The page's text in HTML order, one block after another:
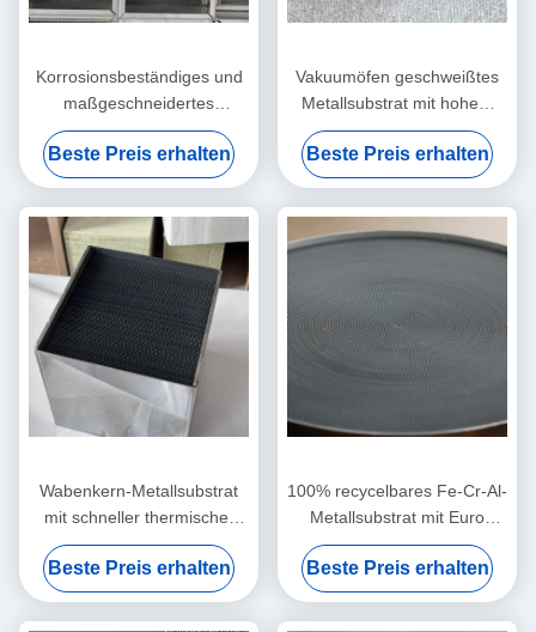
Korrosionsbeständiges und
maßgeschneidertes
metallisches Substrat mit
quadratischer Geometrie für
die Schiffsabgasbehandlung
Beste Preis erhalten
Vakuumöfen geschweißtes
Metallsubstrat mit hohem
Durchfluss für eine große
Gasmenge
Beste Preis erhalten
Wabenkern-Metallsubstrat
mit schneller thermischer
Reaktion für
Hochleistungsabgassysteme
Beste Preis erhalten
100% recycelbares Fe-Cr-Al-
Metallsubstrat mit Euro
2/3/4/5/6 Konformität und
anpassbarer Zelldichte
Beste Preis erhalten